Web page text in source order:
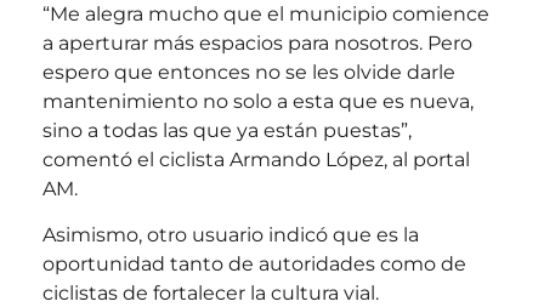
“Me alegra mucho que el municipio comience
a aperturar más espacios para nosotros. Pero
espero que entonces no se les olvide darle
mantenimiento no solo a esta que es nueva,
sino a todas las que ya están puestas”,
comentó el ciclista Armando López, al portal
AM.
Asimismo, otro usuario indicó que es la
oportunidad tanto de autoridades como de
ciclistas de fortalecer la cultura vial.